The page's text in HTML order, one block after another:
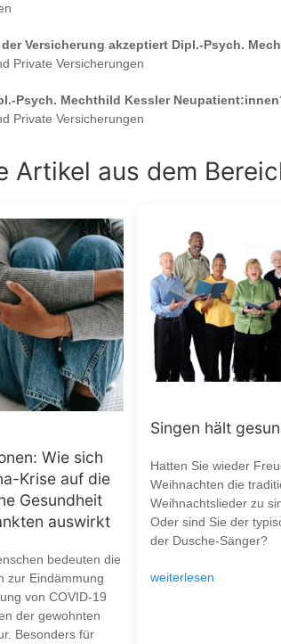
Versicherung akzeptiert Dipl.-Psych.
Private Versicherungen
Psych. Mechthild Kessler
Private Versicherungen
Artikel aus dem
Wie sich
Krise auf die
Gesundheit
auswirkt
bedeuten die
zur Eindämmung
von COVID-19
der gewohnten
Besonders für
Singen hält
Hatten Sie wieder
Weihnachten die
Weihnachtslieder zu
Oder sind Sie der
der Dusche-Sänger?
weiterlesen